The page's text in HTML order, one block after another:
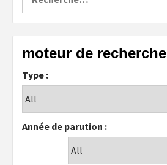
moteur de recherche
Type :
Année de parution :